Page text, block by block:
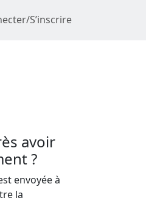
S’inscrire
avoir
?
envoyée à
la